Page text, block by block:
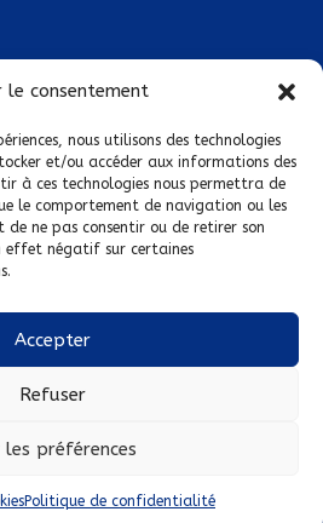
le consentement
nous utilisons des technologies
et/ou accéder aux informations des
à ces technologies nous permettra de
le comportement de navigation ou les
de ne pas consentir ou de retirer son
effet négatif sur certaines
Accepter
Refuser
les préférences
Politique de confidentialité
·e !
chez vous !
de vente